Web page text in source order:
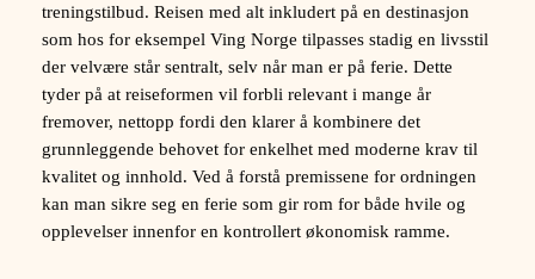
treningstilbud. Reisen med alt inkludert på en destinasjon
som hos for eksempel Ving Norge tilpasses stadig en livsstil
der velvære står sentralt, selv når man er på ferie. Dette
tyder på at reiseformen vil forbli relevant i mange år
fremover, nettopp fordi den klarer å kombinere det
grunnleggende behovet for enkelhet med moderne krav til
kvalitet og innhold. Ved å forstå premissene for ordningen
kan man sikre seg en ferie som gir rom for både hvile og
opplevelser innenfor en kontrollert økonomisk ramme.